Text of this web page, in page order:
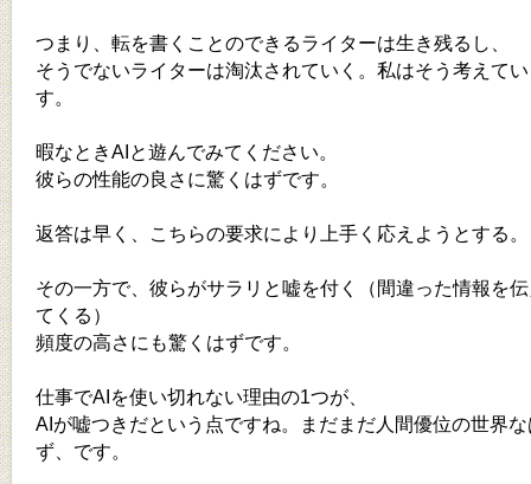
つまり、転を書くことのできるライターは生き残るし、
そうでないライターは淘汰されていく。私はそう考えて
す。
暇なときAIと遊んでみてください。
彼らの性能の良さに驚くはずです。
返答は早く、こちらの要求により上手く応えようとする。
その一方で、彼らがサラリと嘘を付く（間違った情報を
てくる）
頻度の高さにも驚くはずです。
仕事でAIを使い切れない理由の1つが、
AIが嘘つきだという点ですね。まだまだ人間優位の世界な
ず、です。